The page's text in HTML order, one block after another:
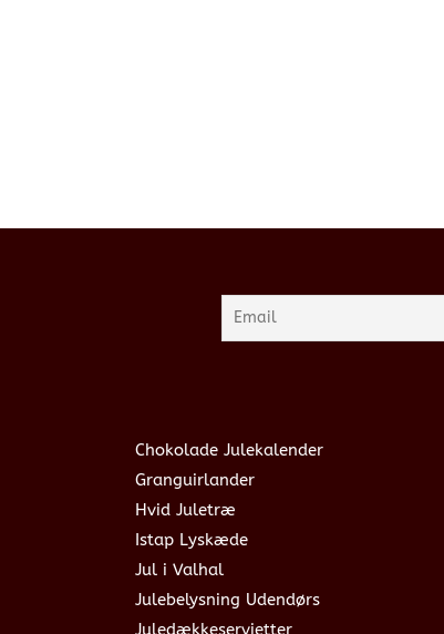
Chokolade Julekalender
Granguirlander
Hvid Juletræ
Istap Lyskæde
Jul i Valhal
Julebelysning Udendørs
Juledækkeservietter